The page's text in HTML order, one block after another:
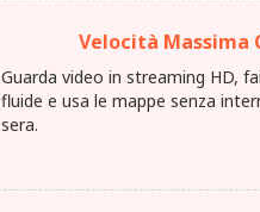
Velocità Massima
Guarda video in streaming HD,
fluide e usa le mappe senza
sera.